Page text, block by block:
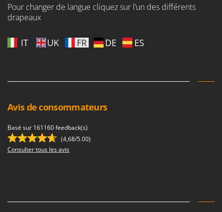
Pour changer de langue cliquez sur l’un des différents
drapeaux
IT UK FR DE ES
Avis de consommateurs
Basé sur 161160 feedback(s)
(4,68/5.00)
Consulter tous les avis